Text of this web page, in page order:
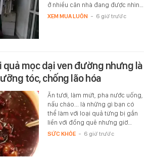
ở nhiều căn nhà đang được nhìn…
XEM MUA LUÔN - 6 giờ trước
quả mọc dại ven đường nhưng là
tóc, chống lão hóa
Ăn tươi, làm mứt, pha nước uống,
nấu cháo... là những gì bạn có
thể làm với loại quả từng bị gắn
liền với đồng quê nhưng giờ…
SỨC KHỎE - 6 giờ trước